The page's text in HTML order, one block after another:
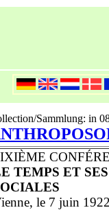
Sammlung: in
TEMPS ET
le 7 juin 1922